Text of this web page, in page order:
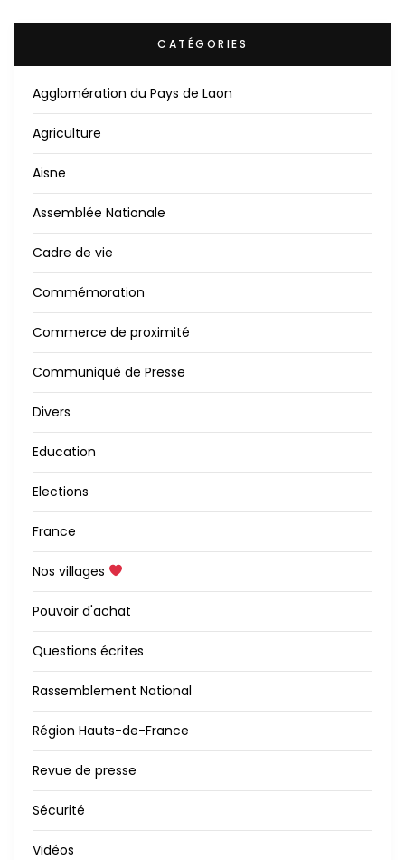
CATÉGORIES
Agglomération du Pays de Laon
Agriculture
Aisne
Assemblée Nationale
Cadre de vie
Commémoration
Commerce de proximité
Communiqué de Presse
Divers
Education
Elections
France
Nos villages
Pouvoir d'achat
Questions écrites
Rassemblement National
Région Hauts-de-France
Revue de presse
Sécurité
Vidéos